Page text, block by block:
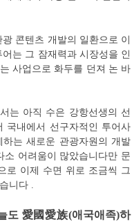
콘텐츠 개발의 일환으로 이
는 그 잠재력과 시장성을 인
사업으로 화두를 던져 논 바
는 아직 수은 강항선생의 선
국내에서 선구자적인 투어사
는 새로운 관광자원의 개발
어려움이 많았습니다만 문
로 이제 수면 위로 조금씩 그
니다 .
도 愛國愛族(애국애족)하